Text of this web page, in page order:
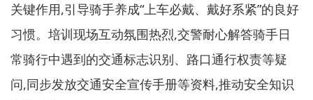
关键作用,引导骑手养成“上车必戴、戴好系紧”的良好
习惯。培训现场互动氛围热烈,交警耐心解答骑手日
常骑行中遇到的交通标志识别、路口通行权责等疑
问,同步发放交通安全宣传手册等资料,推动安全知识